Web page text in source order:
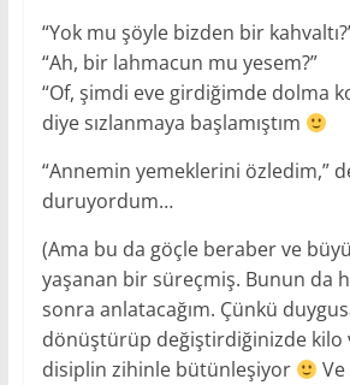
“Yok mu şöyle bizden bir
“Ah, bir lahmacun mu yesem?”
“Of, şimdi eve girdiğimde dolma
diye sızlanmaya başlamıştım
“Annemin yemeklerini özledim,”
duruyordum…
(Ama bu da göçle beraber ve
yaşanan bir süreçmiş. Bunun da
sonra anlatacağım. Çünkü
dönüştürüp değiştirdiğinizde kilo
disiplin zihinle bütünleşiyor